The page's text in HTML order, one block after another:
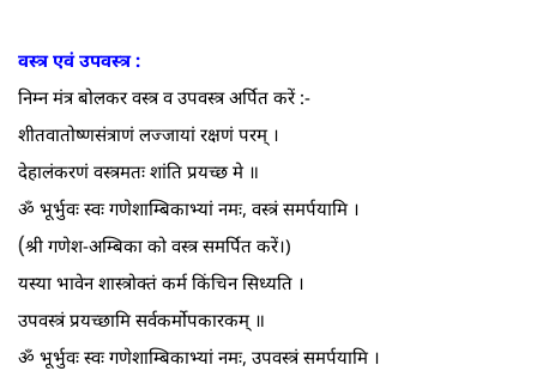
वस्त्र एवं उपवस्त्र :
निम्न मंत्र बोलकर वस्त्र व उपवस्त्र अर्पित करें :-
शीतवातोष्णसंत्राणं लज्जायां रक्षणं परम्‌ ।
देहालंकरणं वस्त्रमतः शांति प्रयच्छ मे ॥
ॐ भूर्भुवः स्वः गणेशाम्बिकाभ्यां नमः, वस्त्रं समर्पयामि ।
(श्री गणेश-अम्बिका को वस्त्र समर्पित करें।)
यस्या भावेन शास्त्रोक्तं कर्म किंचिन सिध्यति ।
उपवस्त्रं प्रयच्छामि सर्वकर्मोपकारकम्‌ ॥
ॐ भूर्भुवः स्वः गणेशाम्बिकाभ्यां नमः, उपवस्त्रं समर्पयामि ।